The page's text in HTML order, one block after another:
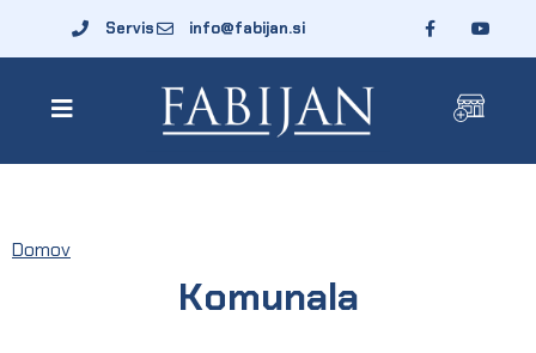
Servis info@fabijan.si
Domov
Komunala